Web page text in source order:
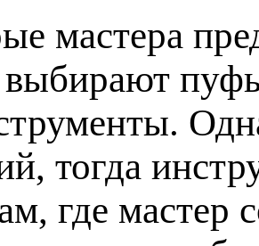
мастера
выбирают
тогда
где